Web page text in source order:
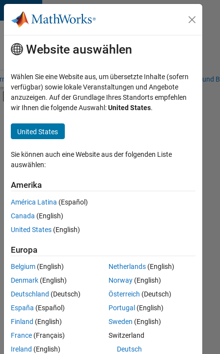
Weiter zum Inhalt
Karriere
bei
MathWorks
– Übersicht Stellensuche Niederlassungen Studierende und
Umschaltung für Off-Canvas-
Hauptinhalt
Information Technology
Customer Support
Education Sales
Sales Operations
Marketing Communications
+5
Derzeit
es
keine
offenen
Stellen,
Ihren
Suchkriterien
entsprechen.
können
die
Suchkriterien
weiter
fassen
oder
Website auswählen
Wählen Sie eine Website aus, um übersetzte Inhalte (sofern
verfügbar) sowie lokale Veranstaltungen und Angebote
anzuzeigen. Auf der Grundlage Ihres Standorts empfehlen
wir Ihnen die folgende Auswahl:United States.
United States
Sie können auch eine Website aus der folgenden Liste
auswählen:
Amerika
América Latina (Español)
Canada (English)
United States (English)
Europa
Belgium (English)
Denmark (English)
Deutschland (Deutsch)
España (Español)
Finland (English)
France (Français)
Ireland (English)
Netherlands(English)
Norway(English)
Österreich (Deutsch)
Portugal (English)
Sweden (English)
Switzerland
Deutsch